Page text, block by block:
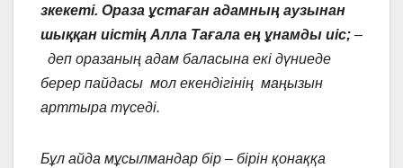
зкекеті. Ораза ұстаған адамның аузынан
шыққан иістің Алла Тағала ең ұнамды иіс; –
деп оразаның адам баласына екі дүниеде
берер пайдасы мол екендігінің маңызын
арттыра түседі.
Бұл айда мұсылмандар бір – бірін қонаққа